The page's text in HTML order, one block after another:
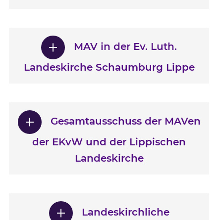
MAV in der Ev. Luth.
Landeskirche Schaumburg Lippe
Gesamtausschuss der MAVen
der EKvW und der Lippischen
Landeskirche
Landeskirchliche